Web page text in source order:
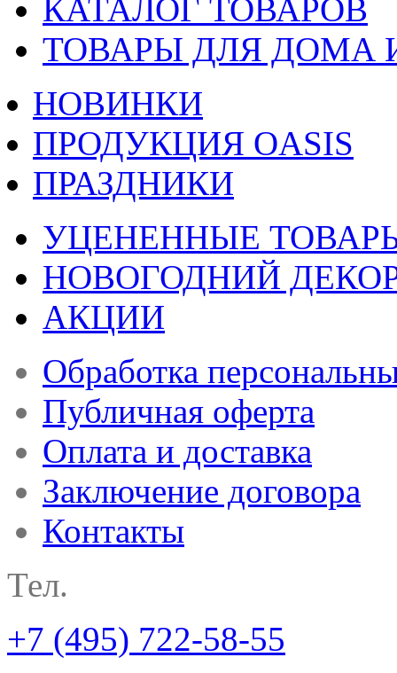
КАТАЛОГ ТОВАРОВ
ТОВАРЫ ДЛЯ ДОМА
НОВИНКИ
ПРОДУКЦИЯ OASIS
ПРАЗДНИКИ
УЦЕНЕННЫЕ
НОВОГОДНИЙ
АКЦИИ
Обработка
Публичная оферта
Оплата и доставка
Заключение договора
Контакты
Тел.
+7 (495) 722-58-55